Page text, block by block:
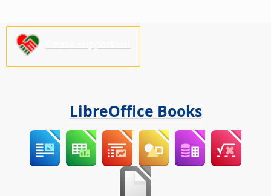
LibreOffice Books